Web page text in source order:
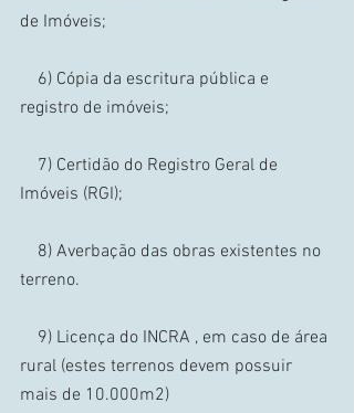
de Imóveis;
registro de imóveis;
Imóveis (RGI);
terreno.
rural (estes terrenos devem possuir
mais de 10.000m2)